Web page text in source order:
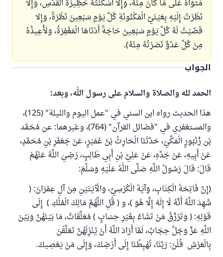
مَثْوَاهُ عَلَى مَا كَانَ مِنْهُ، وَإِلا أَسْكَنْتُهُ حَظِيرَةَ الْقُدُسِ، وَإِلا
نَظَرْتُ إِلَيْهِ بِعَيْنَيَّ الْمَكْنُونَةِ كُلَّ يَوْمٍ سَبْعِينَ نَظْرَةً، وَإِلا
قَضَيْتُ لَهُ كُلَّ يَوْمٍ سَبْعِينَ حَاجَةً أَدْنَاهَا الْمَغْفِرَةُ، وَلأُعِيذُهُ
مِنْ كُلِّ عَدُوٍّ نَصَرْتُهُ مِنْهُ).
الجواب
الحمد لله والصلاة والسلام على رسول الله، وبعد:
هذا الحديث رواه ابن السني في "عمل اليوم والليلة" (125)،
والمستغفري في "فضائل القرآن" (764)، وغيرهما: عن مُحَمَّد
بْن زُنْبُورٍ الْمَكِّيّ، حَدَّثَنَا الْحَارِثُ بْنُ عُمَيْرٍ، عَنْ جَعْفَرِ بْنِ مُحَمَّدٍ،
عَنْ أَبِيهِ، عَنْ جَدِّهِ، عَنْ عَلِيِّ بْنِ أَبِي طَالِبٍ، رَضِيَ اللَّهُ عَنْهُمْ
قَالَ: قَالَ رَسُولُ اللَّهِ صَلَّى اللهُ عَلَيْهِ وَسَلَّمَ:
(إِنَّ فَاتِحَةَ الْكِتَابِ، وَآيَةَ الْكُرْسِيِّ، وَالْآيَتَيْنِ مِنْ آلِ عِمْرَانَ: (
شَهِدَ اللَّهُ أَنَّهُ لَا إِلَهَ إِلَّا هُوَ )، و ( قُلِ اللَّهُمَّ مَالِكَ الْمُلْكِ ) إِلَى
قَوْلِهِ: ( وَتَرْزُقُ مَنْ تَشَاءُ بِغَيْرِ حِسَابٍ ) مُعَلَّقَاتٌ، مَا بَيْنَهُنَّ وَبَيْنَ
اللَّهِ عَزَّ وَجَلَّ حِجَابٌ، لَمَّا أَرَادَ اللَّهُ أَنْ يُنْزِلَهُنَّ تَعَلَّقْنَ
بِالْعَرْشِ قُلْنَ: رَبَّنَا، تُهْبِطُنَا إِلَى أَرْضِكَ، وَإِلَى مَنْ يَعْصِيكَ.